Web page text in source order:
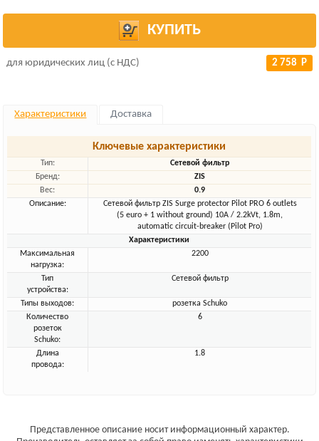
КУПИТЬ
для юридических лиц (с НДС) 2 758 Р
Характеристики Доставка
Ключевые характеристики
Тип:
Сетевой фильтр
Бренд:
ZIS
Вес:
0.9
Описание:
Сетевой фильтр ZIS Surge protector Pilot PRO 6 outlets
(5 euro + 1 without ground) 10A / 2.2kVt, 1.8m,
automatic circuit-breaker (Pilot Pro)
Характеристики
Максимальная
нагрузка:
2200
Тип
устройства:
Сетевой фильтр
Типы выходов:
розетка Schuko
Количество
розеток
Schuko:
6
Длина
провода:
1.8
Представленное описание носит информационный характер.